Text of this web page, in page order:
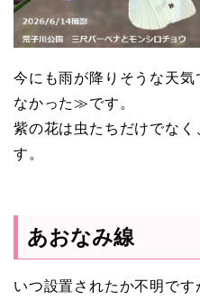
今にも雨が降りそうな天
なかった≫です。
紫の花は虫たちだけでな
す。
あおなみ線
いつ設置されたか不明で